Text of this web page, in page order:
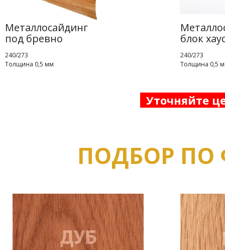
240/273
Толщина 0,5 мм
Металлосайдинг
под бревно
блок
Уточняйте
ПОДБОР ПО
240/273
Толщина 0,5